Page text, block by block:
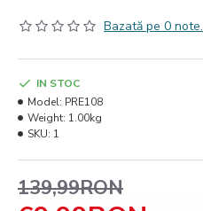
Bazată pe 0 note.
139,99RON
IN STOC
Model: PRE108
Weight: 1.00kg
SKU: 1